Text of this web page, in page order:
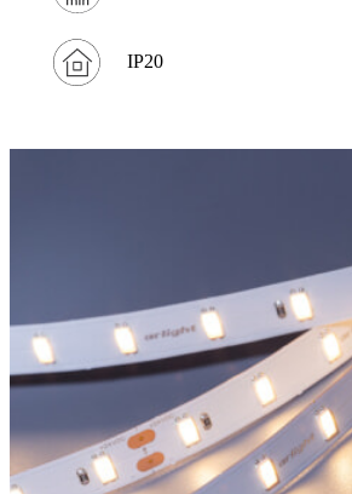
IP20